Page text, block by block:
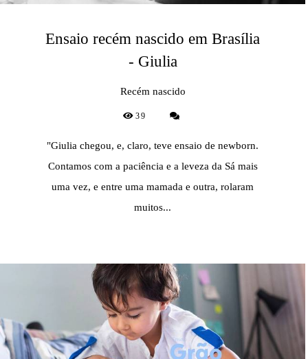
Ensaio recém nascido em Brasília
- Giulia
Recém nascido
39
"Giulia chegou, e, claro, teve ensaio de newborn.
Contamos com a paciência e a leveza da Sá mais
uma vez, e entre uma mamada e outra, rolaram
muitos...